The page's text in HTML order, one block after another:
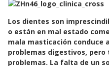
c
e
b
o
o
a
t
s
A
p
a
i
l
Los dientes son
o están en mal estado
mala masticación conduce
problemas digestivos,
problemas. La falta de un